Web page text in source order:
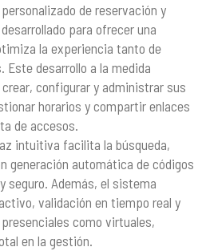
de reservación y
para ofrecer una
la experiencia tanto de
Este desarrollo a la medida
configurar y administrar sus
horarios y compartir enlaces
de accesos.
intuitiva facilita la búsqueda,
generación automática de códigos
seguro. Además, el sistema
validación en tiempo real y
como virtuales,
en la gestión.